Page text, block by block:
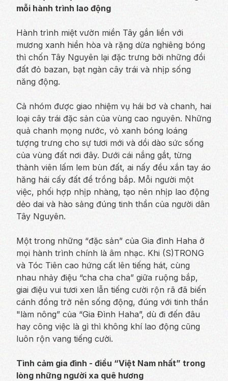
mỗi hành trình lao động
Hành trình miệt vườn miền Tây gắn liền với
mương xanh hiền hòa và rặng dừa nghiêng bóng
thì chốn Tây Nguyên lại đặc trưng bởi những đồi
đất đỏ bazan, bạt ngàn cây trái và nhịp sống
năng động.
Cả nhóm được giao nhiệm vụ hái bơ và chanh, hai
loại cây trái đặc sản của vùng cao nguyên. Những
quả chanh mọng nước, vỏ xanh bóng loáng
tượng trưng cho sự tươi mới và dồi dào sức sống
của vùng đất nơi đây. Dưới cái nắng gắt, từng
thành viên lấm lem bùn đất, ai nấy đều xắn tay áo
hăng hái cấy đất để trồng bắp. Mỗi người một
việc, phối hợp nhịp nhàng, tạo nên nhịp lao động
dẻo dai và hào sảng đúng tinh thần của người dân
Tây Nguyên.
Một trong những “đặc sản” của Gia đình Haha ở
mọi hành trình chính là âm nhạc. Khi (S)TRONG
và Tóc Tiên cao hứng cất lên tiếng hát, cùng
nhau nhảy điệu “cha cha cha” giữa ruộng bắp,
giai điệu vui tươi xen lẫn tiếng cười rộn rã đã biến
cánh đồng trở nên sống động, đúng với tinh thần
"làm nông” của “Gia Đình Haha”, dù đi đến đâu
hay công việc là gì thì không khí lao động cũng
luôn rộn vang tiếng cười.
Tình cảm gia đình - điều “Việt Nam nhất” trong
lòng những người xa quê hương